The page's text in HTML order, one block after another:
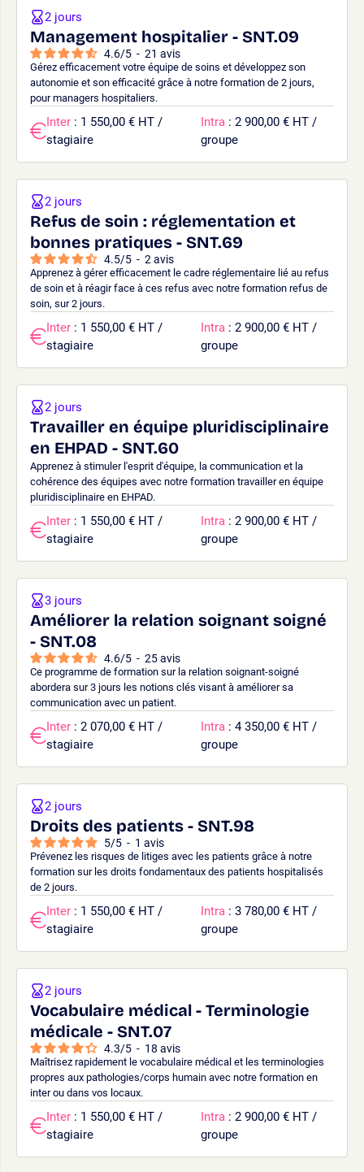
Management hospitalier - SNT.09
4.6/5 - 21 avis
Gérez efficacement votre équipe de soins et développez son
autonomie et son efficacité grâce à notre formation de 2 jours,
pour managers hospitaliers.
2 jours
Inter : 1 550,00 € HT /
stagiaire
Intra : 2 900,00 € HT /
groupe
Refus de soin : réglementation et
bonnes pratiques - SNT.69
4.5/5 - 2 avis
Apprenez à gérer efficacement le cadre réglementaire lié au refus
de soin et à réagir face à ces refus avec notre formation refus de
soin, sur 2 jours.
2 jours
Inter : 1 550,00 € HT /
stagiaire
Intra : 2 900,00 € HT /
groupe
Travailler en équipe pluridisciplinaire
en EHPAD - SNT.60
Apprenez à stimuler l'esprit d'équipe, la communication et la
cohérence des équipes avec notre formation travailler en équipe
pluridisciplinaire en EHPAD.
2 jours
Inter : 1 550,00 € HT /
stagiaire
Intra : 2 900,00 € HT /
groupe
Améliorer la relation soignant soigné
- SNT.08
4.6/5 - 25avis
Ce programme de formation sur la relation soignant-soigné
abordera sur 3 jours les notions clés visant à améliorer sa
communication avec un patient.
3 jours
Inter : 2 070,00 € HT /
stagiaire
Intra : 4 350,00 € HT /
groupe
Droits des patients - SNT.98
5/5 - 1 avis
Prévenez les risques de litiges avec les patients grâce à notre
formation sur les droits fondamentaux des patients hospitalisés
de 2 jours.
2 jours
Inter : 1 550,00 € HT /
stagiaire
Intra : 3 780,00 € HT /
groupe
Vocabulaire médical - Terminologie
médicale - SNT.07
4.3/5 - 18 avis
Maîtrisez rapidement le vocabulaire médical et les terminologies
propres aux pathologies/corps humain avec notre formation en
inter ou dans vos locaux.
2 jours
Inter : 1 550,00 € HT /
stagiaire
Intra : 2 900,00 € HT /
groupe